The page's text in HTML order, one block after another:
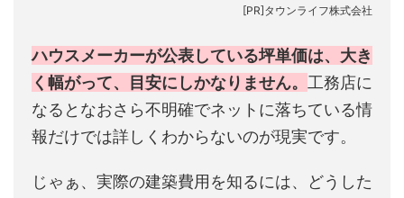
[PR]タウンライフ株式会社
ハウスメーカーが公表している坪単価は、大き
く幅がって、目安にしかなりません。 工務店に
なるとなおさら不明確でネットに落ちている情
報だけでは詳しくわからないのが現実です。
じゃぁ、実際の建築費用を知るには、どうした